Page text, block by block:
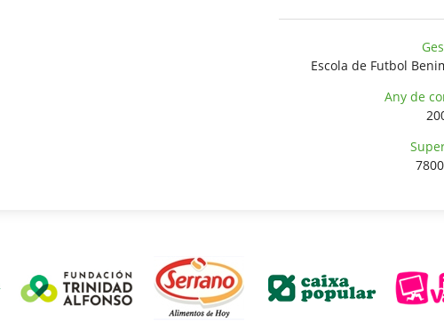
Escola de Futbol
Any de